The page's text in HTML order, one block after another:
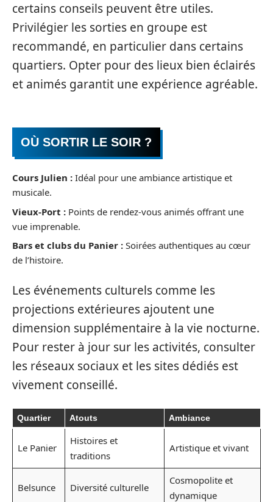
certains conseils peuvent être utiles.
Privilégier les sorties en groupe est
recommandé, en particulier dans certains
quartiers. Opter pour des lieux bien éclairés
et animés garantit une expérience agréable.
OÙ SORTIR LE SOIR ?
Cours Julien : Idéal pour une ambiance artistique et
musicale.
Vieux-Port : Points de rendez-vous animés offrant une
vue imprenable.
Bars et clubs du Panier : Soirées authentiques au cœur
de l’histoire.
Les événements culturels comme les
projections extérieures ajoutent une
dimension supplémentaire à la vie nocturne.
Pour rester à jour sur les activités, consulter
les réseaux sociaux et les sites dédiés est
vivement conseillé.
Quartier Atouts Ambiance
Le Panier
Histoires et
traditions
Artistique et vivant
Belsunce Diversité culturelle
Cosmopolite et
dynamique